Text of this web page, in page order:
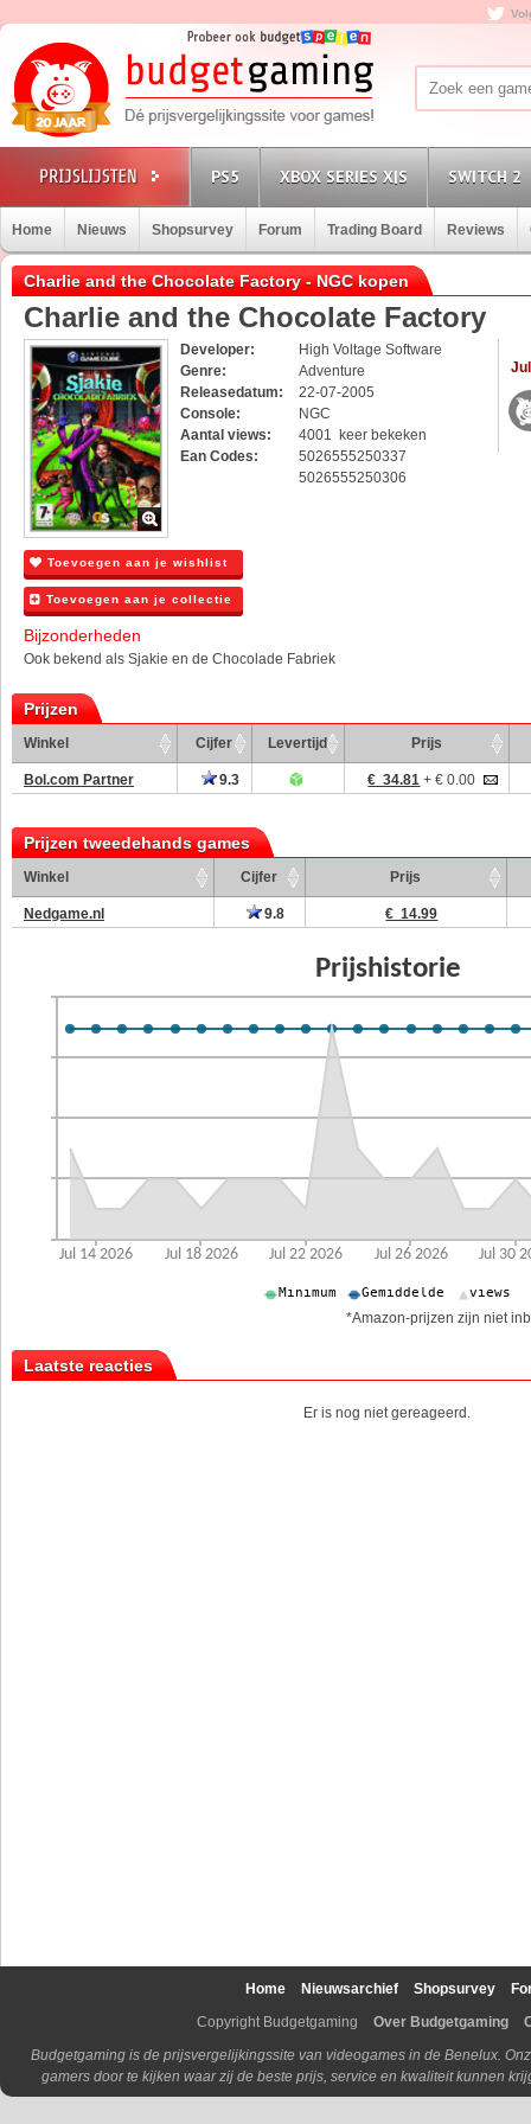
PS5 XBOX SERIES X|S SWITCH 2
Home Nieuws Shopsurvey Forum Trading Board Reviews
Charlie and the Chocolate Factory - NGC kopen
Charlie and the Chocolate Factory
Developer:
High Voltage Software
Genre:
Adventure
Releasedatum:
22-07-2005
Console:
NGC
Aantal views:
4001 keer bekeken
Ean Codes:
5026555250337
5026555250306
Toevoegen aan je wishlist
Toevoegen aan je collectie
Bijzonderheden
Ook bekend als Sjakie en de Chocolade Fabriek
Prijzen
Winkel Cijfer Levertijd Prijs
Bol.com Partner 9.3 € 34.81 + € 0.00
Prijzen tweedehands games
Winkel Cijfer Prijs
Nedgame.nl 9.8 € 14.99
*Amazon-prijzen zijn niet
Laatste reacties
Er is nog niet gereageerd.
Home Nieuwsarchief Shopsurvey
Copyright Budgetgaming
Over Budgetgaming
Budgetgaming is de prijsvergelijkingssite van videogames in de Benelux.
gamers door te kijken waar zij de beste prijs, service en kwaliteit kunnen